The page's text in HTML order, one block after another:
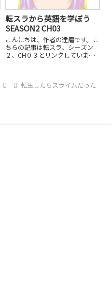
転スラから英語を学ぼう
SEASON2 CH03
こんにちは、作者の達磨です。こ
ちらの記事は転スラ、シーズン
２、CH０３とリンクしていま
て武装国家、ドワルゴンに向か
転生したらスライムだった